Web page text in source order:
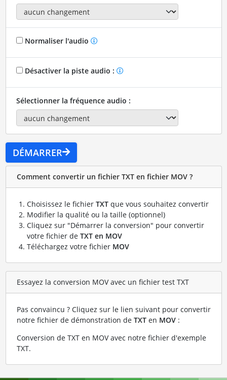
Normaliser l'audio
Désactiver la piste audio :
Sélectionner la fréquence audio :
DÉMARRER
Comment convertir un fichier TXT en fichier MOV ?
Choisissez le fichier TXTque vous souhaitez convertir
Modifier la qualité ou la taille (optionnel)
Cliquez sur "Démarrer la conversion" pour convertir
votre fichier de TXT en MOV
Téléchargez votre fichier MOV
Essayez la conversion MOV avec un fichier test TXT
Pas convaincu ? Cliquez sur le lien suivant pour convertir
notre fichier de démonstration de TXTen MOV:
Conversion de TXT en MOV avec notre fichier d'exemple
TXT.